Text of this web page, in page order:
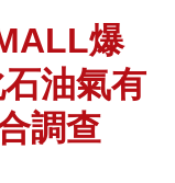
爆
油氣有
調查